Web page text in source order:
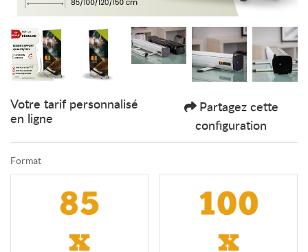
Votre tarif personnalisé
en ligne
Partagez cette
configuration
Format